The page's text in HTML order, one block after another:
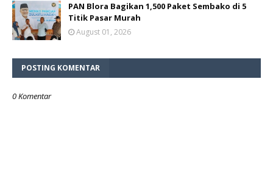
PAN Blora Bagikan 1,500 Paket Sembako di 5
Titik Pasar Murah
August 01, 2026
POSTING KOMENTAR
0 Komentar